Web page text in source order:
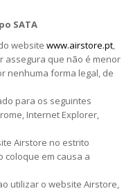
SATA
website www.airstore.pt,
assegura que não é menor
nenhuma forma legal, de
para os seguintes
Internet Explorer,
Airstore no estrito
coloque em causa a
utilizar o website Airstore,